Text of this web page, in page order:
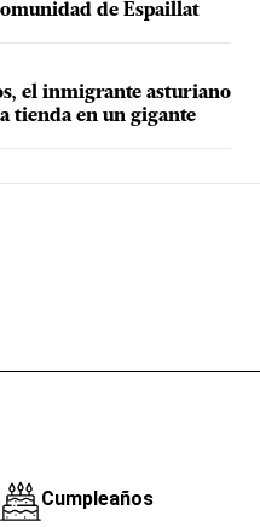
de Espaillat
el inmigrante asturiano
tienda en un gigante
Cumpleaños